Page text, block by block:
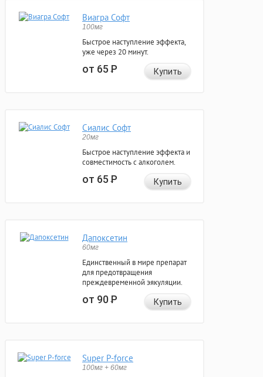
Виагра Софт
100мг
Быстрое наступление эффекта,
уже через 20 минут.
от 65Р Купить
Сиалис Софт
20мг
Быстрое наступление эффекта и
совместимость с алкоголем.
от 65Р Купить
Дапоксетин
60мг
Единственный в мире препарат
для предотвращения
преждевременной эякуляции.
от 90Р Купить
Super P-force
100мг + 60мг